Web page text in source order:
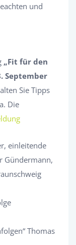
und
„Fit für den
September
Sie Tipps
Die
einleitende
Gündermann,
Thomas